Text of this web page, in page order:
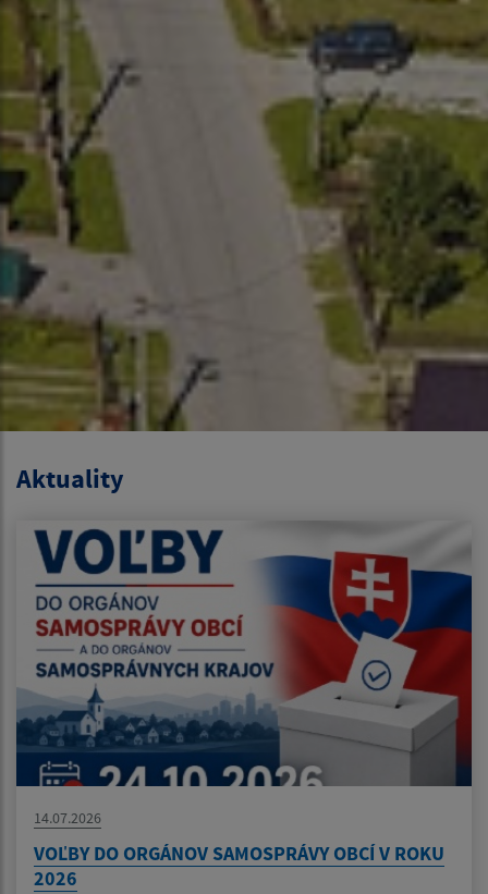
Aktuality
14.07.2026
VOĽBY DO ORGÁNOV SAMOSPRÁVY OBCÍ V ROKU
2026